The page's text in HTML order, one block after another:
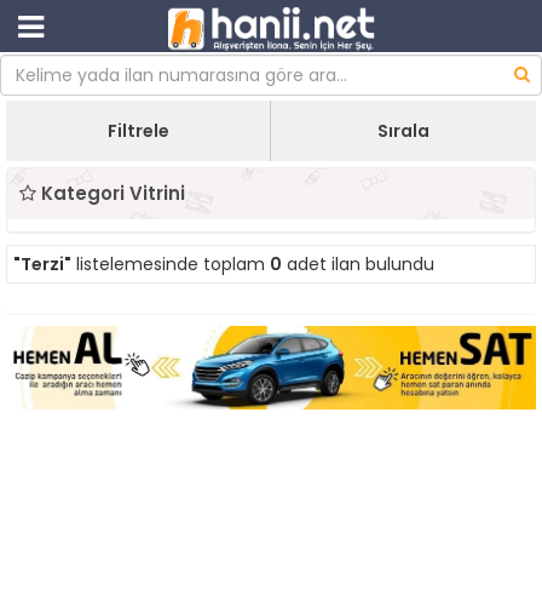
Filtrele Sırala
Kategori Vitrini
"Terzi" listelemesinde toplam 0 adet ilan bulundu